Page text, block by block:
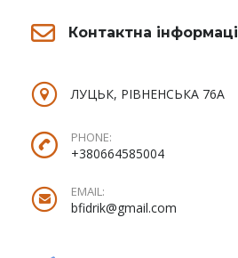
Контактна
ЛУЦЬК, РІВНЕНСЬКА 76А
PHONE:
+380664585004
EMAIL:
bfidrik@gmail.com